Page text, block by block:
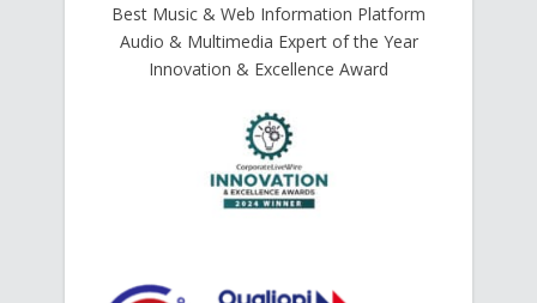
Best Music & Web Information Platform
Audio & Multimedia Expert of the Year
Innovation & Excellence Award